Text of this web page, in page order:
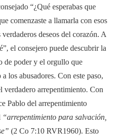
“¿Qué esperabas que
comenzaste a llamarla con esos
deseos del corazón. A
el consejero puede descubrir la
de poder y el orgullo que
los abusadores. Con este paso,
verdadero arrepentimiento. Con
Pablo del arrepentimiento
“arrepentimiento para salvación,
(2 Co 7:10 RVR1960). Esto